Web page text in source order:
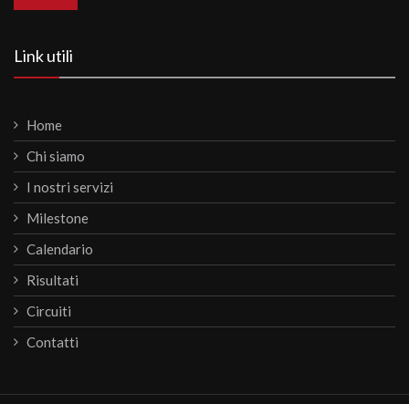
Link utili
Home
Chi siamo
I nostri servizi
Milestone
Calendario
Risultati
Circuiti
Contatti